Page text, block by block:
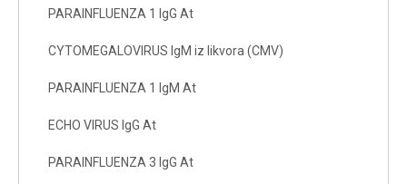
PARAINFLUENZA 1 IgG At
CYTOMEGALOVIRUS IgM iz likvora (CMV)
PARAINFLUENZA 1 IgM At
ECHO VIRUS IgG At
PARAINFLUENZA 3 IgG At